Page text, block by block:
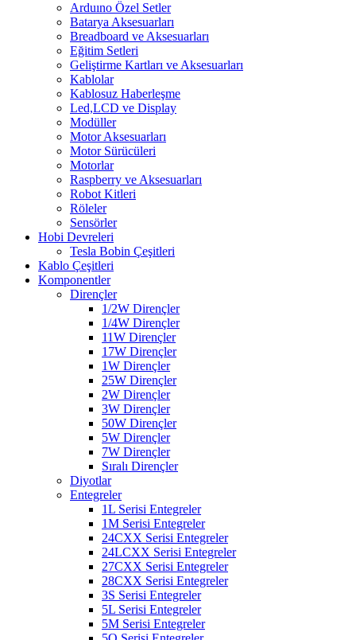
Arduıno Özel Setler
Batarya Aksesuarları
Breadboard ve Aksesuarları
Eğitim Setleri
Geliştirme Kartları ve Aksesuarları
Kablolar
Kablosuz Haberleşme
Led,LCD ve Display
Modüller
Motor Aksesuarları
Motor Sürücüleri
Motorlar
Raspberry ve Aksesuarları
Robot Kitleri
Röleler
Sensörler
Hobi Devreleri
Tesla Bobin Çeşitleri
Kablo Çeşitleri
Komponentler
Dirençler
1/2W Dirençler
1/4W Dirençler
11W Dirençler
17W Dirençler
1W Dirençler
25W Dirençler
2W Dirençler
3W Dirençler
50W Dirençler
5W Dirençler
7W Dirençler
Sıralı Dirençler
Diyotlar
Entegreler
1L Serisi Entegreler
1M Serisi Entegreler
24CXX Serisi Entegreler
24LCXX Serisi Entegreler
27CXX Serisi Entegreler
28CXX Serisi Entegreler
3S Serisi Entegreler
5L Serisi Entegreler
5M Serisi Entegreler